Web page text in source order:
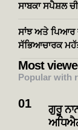
ਸਾਬਕਾ ਸਪੈਸ਼ਲ
ਸਾਂਝ ਅਤੇ ਪਿਆਰ
ਸੱਭਿਆਚਾਰਕ
Most
Popular with
ਗੁਰੂ